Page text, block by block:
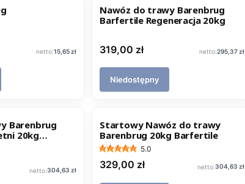
Cena
15,65 zł
Nawóz do trawy Barenbrug
Barfertile Regeneracja 20kg
Cena
319,00 zł Cena
295,37 zł
Niedostępny
Barenbrug
20kg
Cena
304,63 zł
Startowy Nawóz do trawy
Barenbrug 20kg Barfertile
5.0
Cena
329,00 zł Cena
304,63 zł